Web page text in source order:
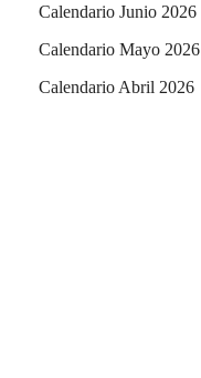
Calendario Junio 2026
Calendario Mayo 2026
Calendario Abril 2026